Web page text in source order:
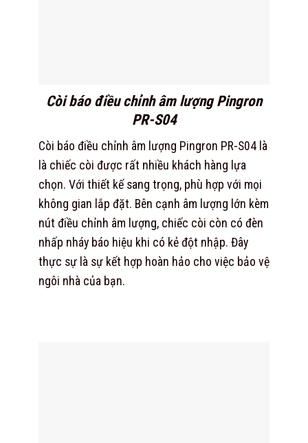
Còi báo điều chỉnh âm lượng Pingron
PR-S04
Còi báo điều chỉnh âm lượng Pingron PR-S04 là
là chiếc còi được rất nhiều khách hàng lựa
chọn. Với thiết kế sang trọng, phù hợp với mọi
không gian lắp đặt. Bên cạnh âm lượng lớn kèm
nút điều chỉnh âm lượng, chiếc còi còn có đèn
nhấp nháy báo hiệu khi có kẻ đột nhập. Đây
thực sự là sự kết hợp hoàn hảo cho việc bảo vệ
ngôi nhà của bạn.